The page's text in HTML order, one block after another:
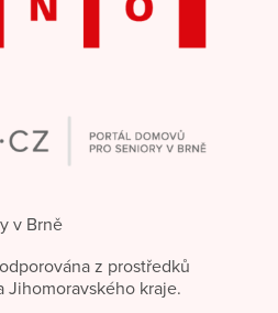
v Brně
z prostředků
Jihomoravského kraje.